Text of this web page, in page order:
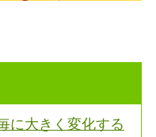
に大きく変化する